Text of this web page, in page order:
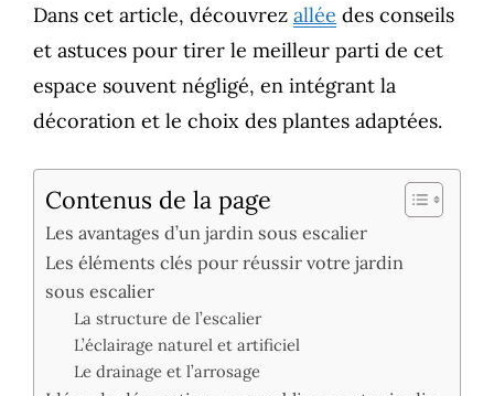
Dans cet article, découvrez allée des conseils
et astuces pour tirer le meilleur parti de cet
espace souvent négligé, en intégrant la
décoration et le choix des plantes adaptées.
Contenus de la page
Les avantages d’un jardin sous escalier
Les éléments clés pour réussir votre jardin
sous escalier
La structure de l’escalier
L’éclairage naturel et artificiel
Le drainage et l’arrosage